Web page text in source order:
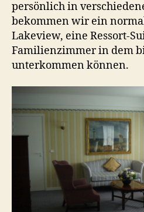
persönlich in
bekommen wir ein
Lakeview, eine Ressort-
Familienzimmer in dem
unterkommen können.